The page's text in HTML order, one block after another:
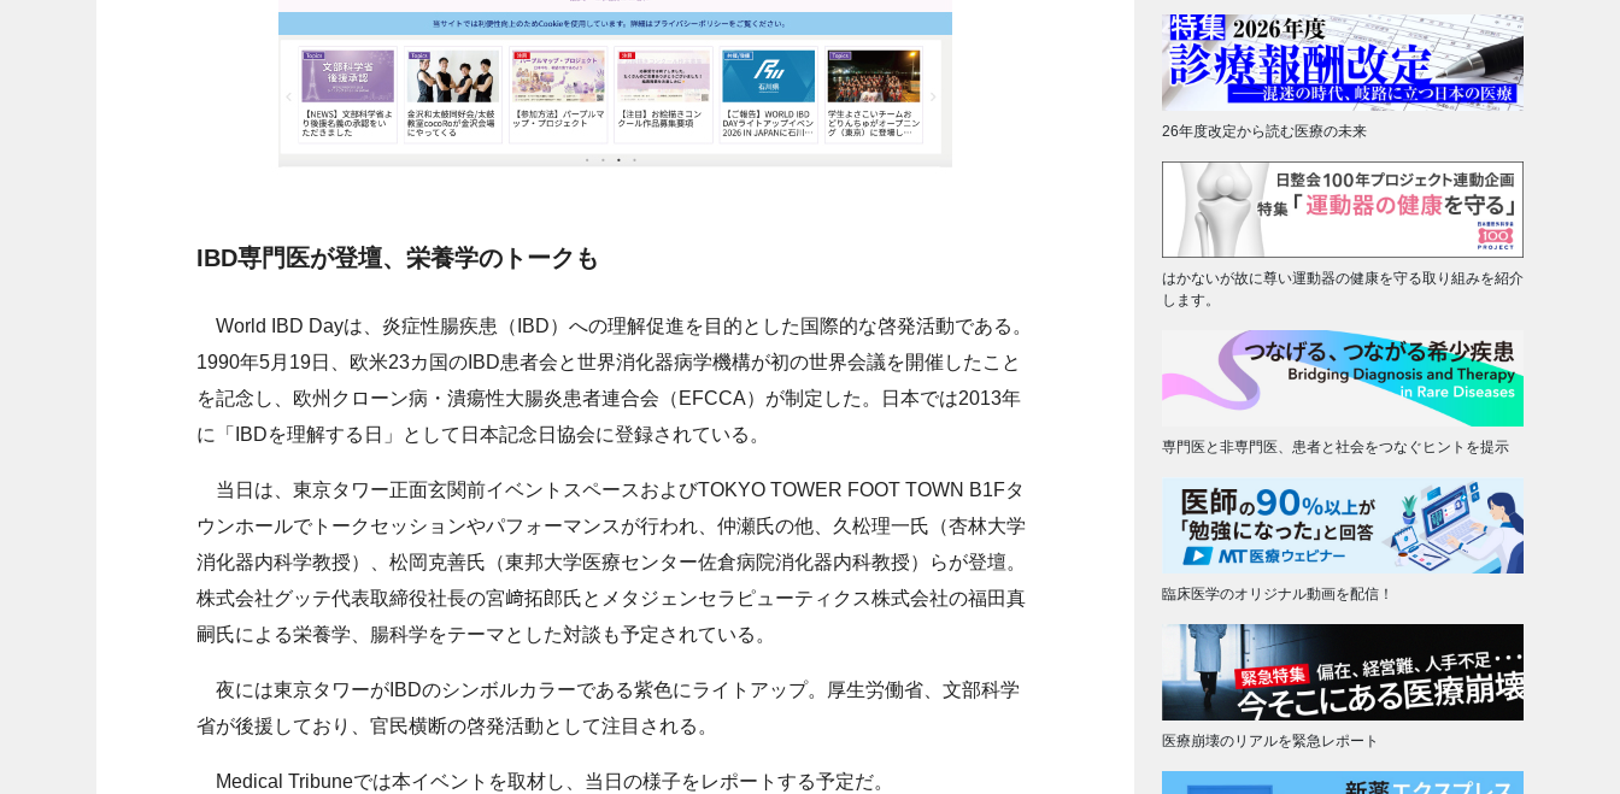
IBD専門医が登壇、栄養学のトークも
World IBD Dayは、炎症性腸疾患（IBD）への理解促進を目的とした国際的な啓発活動である。
1990年5月19日、欧米23カ国のIBD患者会と世界消化器病学機構が初の世界会議を開催したこと
を記念し、欧州クローン病・潰瘍性大腸炎患者連合会（EFCCA）が制定した。日本では2013年
に「IBDを理解する日」として日本記念日協会に登録されている。
当日は、東京タワー正面玄関前イベントスペースおよびTOKYO TOWER FOOT TOWN B1Fタ
ウンホールでトークセッションやパフォーマンスが行われ、仲瀬氏の他、久松理一氏（杏林大学
消化器内科学教授）、松岡克善氏（東邦大学医療センター佐倉病院消化器内科教授）らが登壇。
株式会社グッテ代表取締役社長の宮﨑拓郎氏とメタジェンセラピューティクス株式会社の福田真
嗣氏による栄養学、腸科学をテーマとした対談も予定されている。
夜には東京タワーがIBDのシンボルカラーである紫色にライトアップ。厚生労働省、文部科学
省が後援しており、官民横断の啓発活動として注目される。
Medical Tribuneでは本イベントを取材し、当日の様子をレポートする予定だ。
26年度改定から読む医療の未来
はかないが故に尊い運動器の健康を守る取り組みを紹介
します。
専門医と非専門医、患者と社会をつなぐヒントを提示
臨床医学のオリジナル動画を配信！
医療崩壊のリアルを緊急レポート